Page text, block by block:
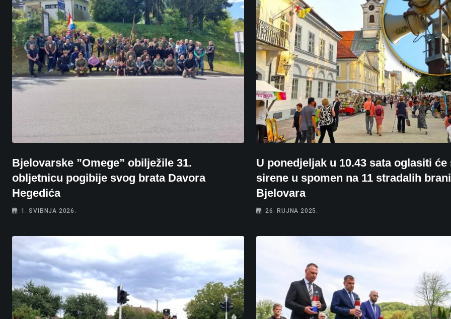
Bjelovarske ”Omege” obilježile 31.
obljetnicu pogibije svog brata Davora
Hegedića
1. SVIBNJA 2026.
U ponedjeljak u 10.43 sata oglasiti će
sirene u spomen na 11 stradalih
Bjelovara
26. RUJNA 2025.